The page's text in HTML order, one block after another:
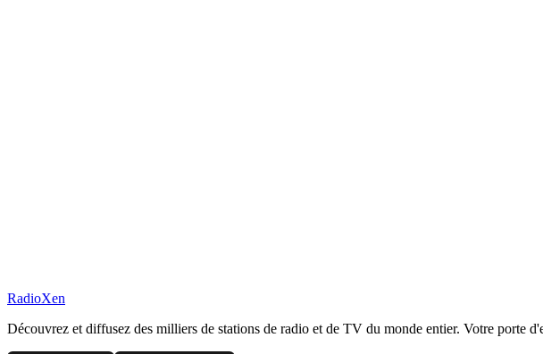
RadioXen
Découvrez et diffusez des milliers de stations de radio et de TV du monde entier. Votre porte